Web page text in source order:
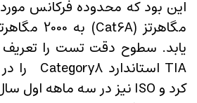
یابد. سطوح دقت تست را